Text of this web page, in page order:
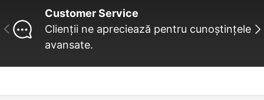
INAINTE
Customer Service
Clienții ne apreciează pentru cunoștințele
avansate.